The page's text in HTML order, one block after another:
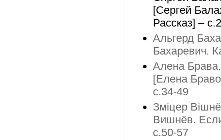
[Сергей
Рассказ] –
Альгерд
Бахаревич.
Алена
[Елена
с.34-49
Зміцер
Вишнёв.
с.50-57